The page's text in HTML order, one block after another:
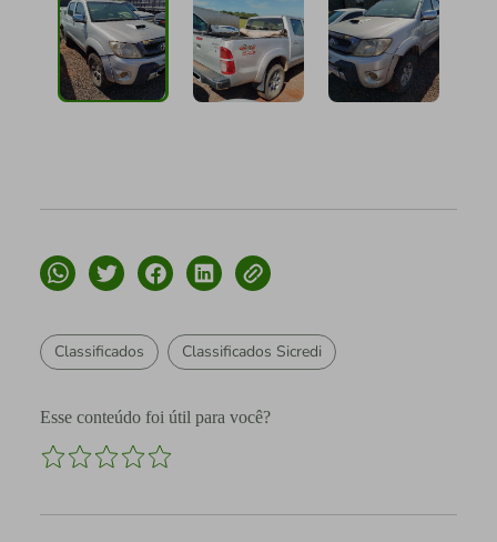
Classificados Classificados Sicredi
Esse conteúdo foi útil para você?